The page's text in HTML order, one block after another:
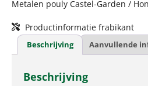
Metalen pouly Castel-Garden /
Productinformatie frabikant
Beschrijving Aanvullende
Beschrijving